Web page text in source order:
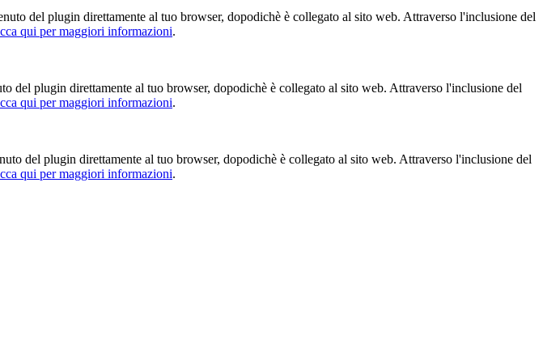
del plugin direttamente al tuo browser, dopodichè è collegato al sito web. Attraverso l'inclusione del
qui per maggiori informazioni.
plugin direttamente al tuo browser, dopodichè è collegato al sito web. Attraverso l'inclusione del
qui per maggiori informazioni.
del plugin direttamente al tuo browser, dopodichè è collegato al sito web. Attraverso l'inclusione del
qui per maggiori informazioni.